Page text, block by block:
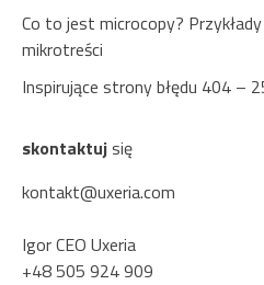
Co to jest microcopy?
mikrotreści
Inspirujące strony błędu 404 –
skontaktujsię
kontakt@uxeria.com
Igor CEO Uxeria
+48 505 924 909